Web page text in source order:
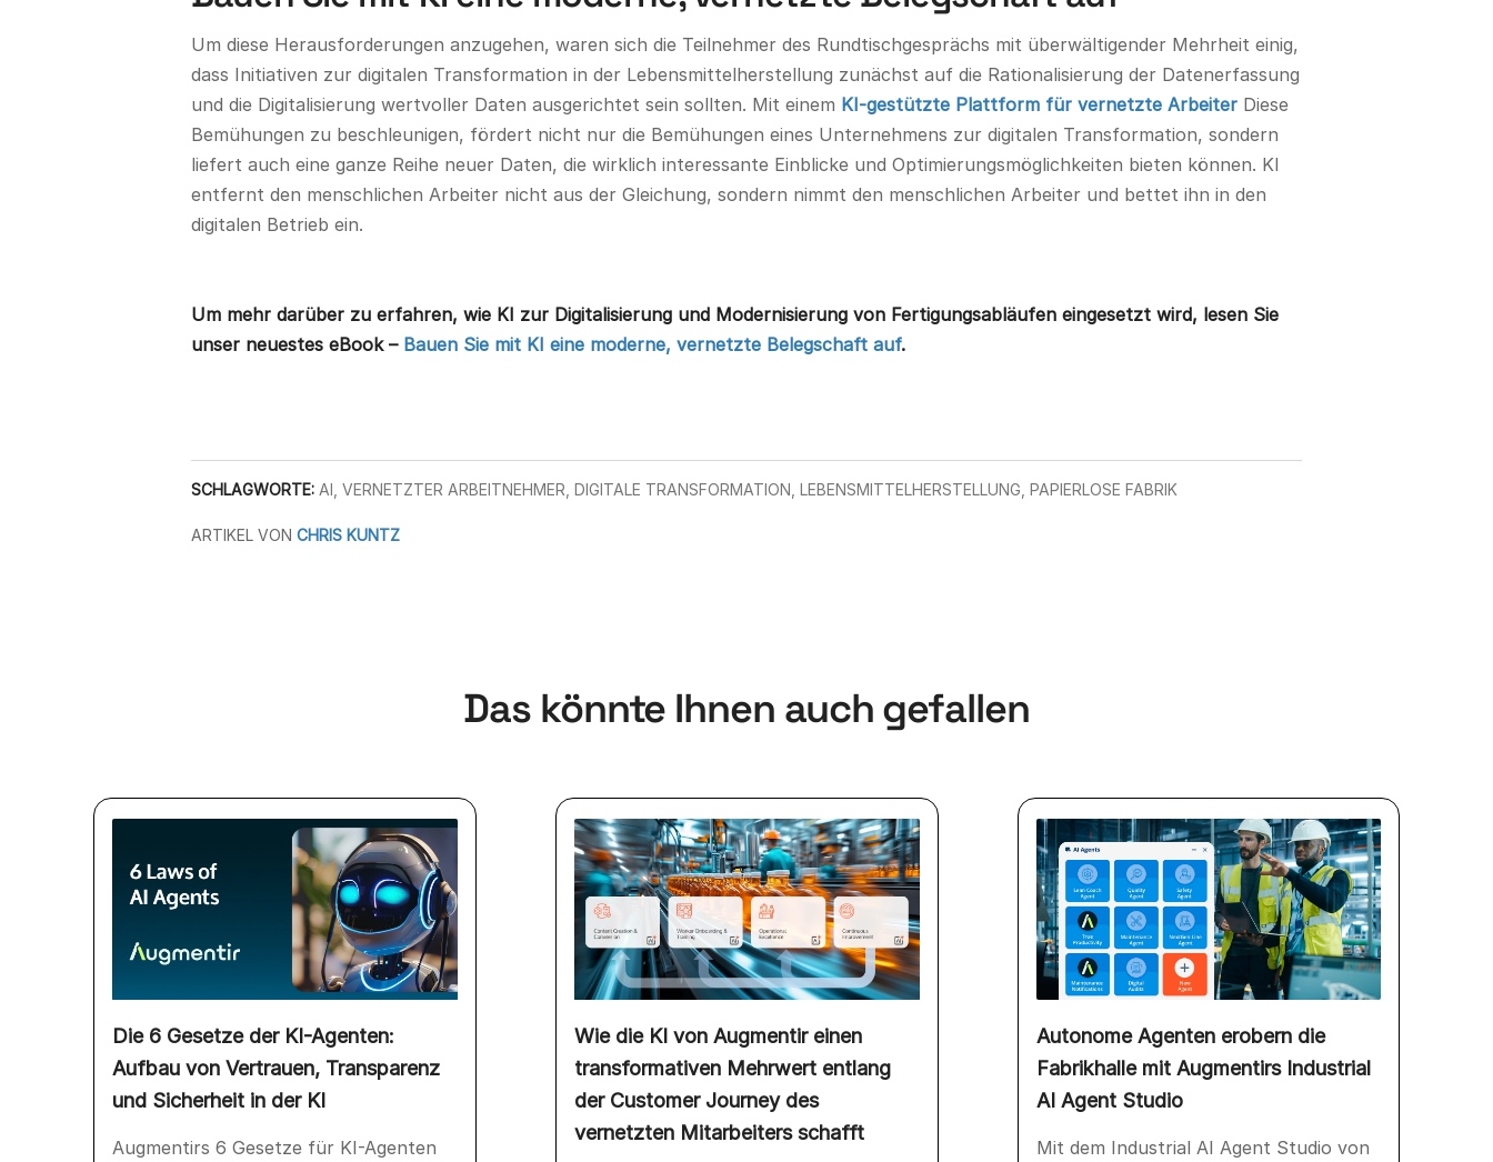
Um diese Herausforderungen anzugehen, waren sich die Teilnehmer des Rundtischgesprächs mit überwältigender Mehrheit einig,
dass Initiativen zur digitalen Transformation in der Lebensmittelherstellung zunächst auf die Rationalisierung der Datenerfassung
und die Digitalisierung wertvoller Daten ausgerichtet sein sollten. Mit einem KI-gestützte Plattform für vernetzte ArbeiterDiese
Bemühungen zu beschleunigen, fördert nicht nur die Bemühungen eines Unternehmens zur digitalen Transformation, sondern
liefert auch eine ganze Reihe neuer Daten, die wirklich interessante Einblicke und Optimierungsmöglichkeiten bieten können. KI
entfernt den menschlichen Arbeiter nicht aus der Gleichung, sondern nimmt den menschlichen Arbeiter und bettet ihn in den
digitalen Betrieb ein.
Um mehr darüber zu erfahren, wie KI zur Digitalisierung und Modernisierung von Fertigungsabläufen eingesetzt wird, lesen Sie
unser neuestes eBook – Bauen Sie mit KI eine moderne, vernetzte Belegschaft auf.
SCHLAGWORTE: AI VERNETZTER ARBEITNEHMER DIGITALE TRANSFORMATION LEBENSMITTELHERSTELLUNG PAPIERLOSE FABRIK
ARTIKEL VON CHRIS KUNTZ
Das könnte Ihnen auch gefallen
Die 6 Gesetze der KI-Agenten:
Aufbau von Vertrauen, Transparenz
und Sicherheit in der KI
Augmentirs 6 Gesetze für KI-Agenten
Wie die KI von Augmentir einen
transformativen Mehrwert entlang
der Customer Journey des
vernetzten Mitarbeiters schafft
Autonome Agenten erobern die
Fabrikhalle mit Augmentirs Industrial
AI Agent Studio
Mit dem Industrial AI Agent Studio von